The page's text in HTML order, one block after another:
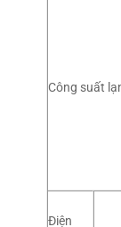
Công suất
Điện